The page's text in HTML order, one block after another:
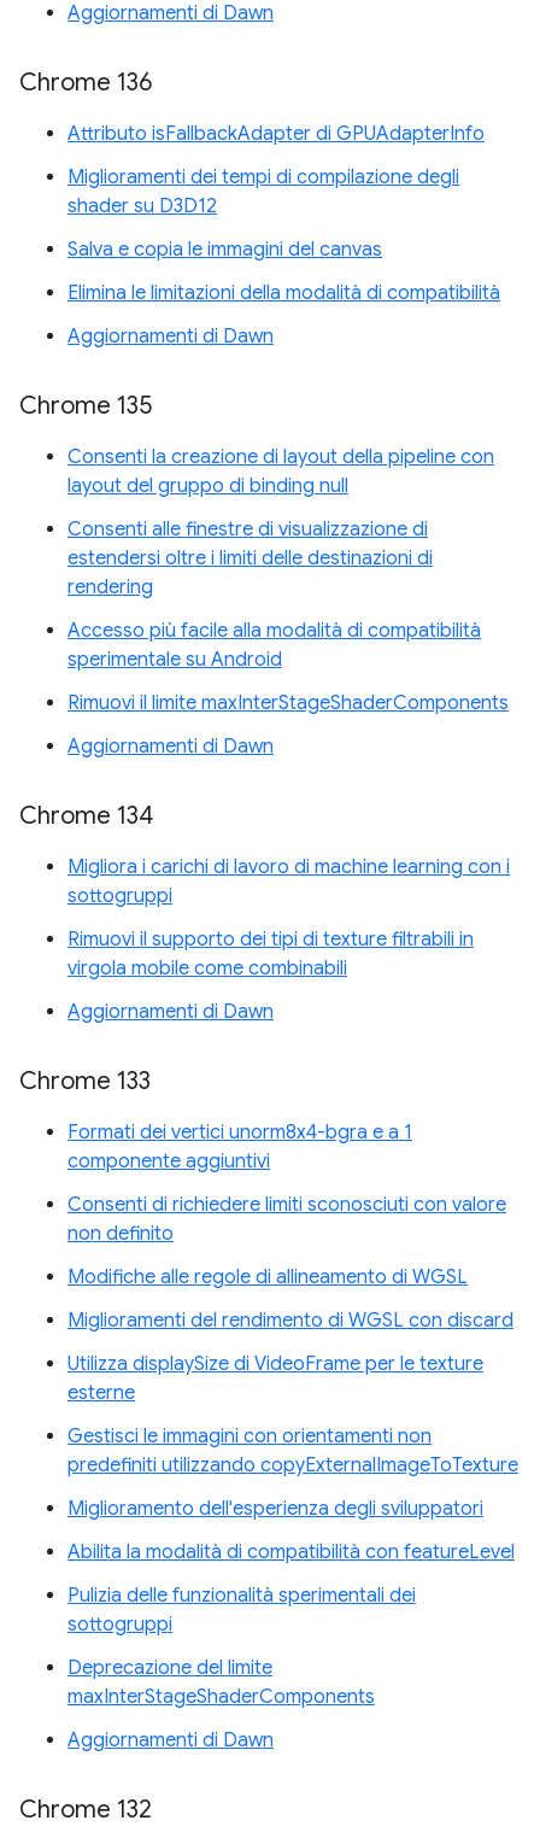
Aggiornamenti di Dawn
Chrome 136
Attributo isFallbackAdapter di GPUAdapterInfo
Miglioramenti dei tempi di compilazione degli
shader su D3D12
Salva e copia le immagini del canvas
Elimina le limitazioni della modalità di compatibilità
Aggiornamenti di Dawn
Chrome 135
Consenti la creazione di layout della pipeline con
layout del gruppo di binding null
Consenti alle finestre di visualizzazione di
estendersi oltre i limiti delle destinazioni di
rendering
Accesso più facile alla modalità di compatibilità
sperimentale su Android
Rimuovi il limite maxInterStageShaderComponents
Aggiornamenti di Dawn
Chrome 134
Migliora i carichi di lavoro di machine learning con i
sottogruppi
Rimuovi il supporto dei tipi di texture filtrabili in
virgola mobile come combinabili
Aggiornamenti di Dawn
Chrome 133
Formati dei vertici unorm8x4-bgra e a 1
componente aggiuntivi
Consenti di richiedere limiti sconosciuti con valore
non definito
Modifiche alle regole di allineamento di WGSL
Miglioramenti del rendimento di WGSL con discard
Utilizza displaySize di VideoFrame per le texture
esterne
Gestisci le immagini con orientamenti non
predefiniti utilizzando copyExternalImageToTexture
Miglioramento dell'esperienza degli sviluppatori
Abilita la modalità di compatibilità con featureLevel
Pulizia delle funzionalità sperimentali dei
sottogruppi
Deprecazione del limite
maxInterStageShaderComponents
Aggiornamenti di Dawn
Chrome 132